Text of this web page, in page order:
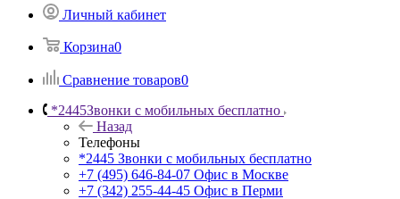
Личный кабинет
Корзина0
Сравнение товаров0
*2445Звонки с мобильных бесплатно
Назад
Телефоны
*2445 Звонки с мобильных бесплатно
+7 (495) 646-84-07 Офис в Москве
+7 (342) 255-44-45 Офис в Перми